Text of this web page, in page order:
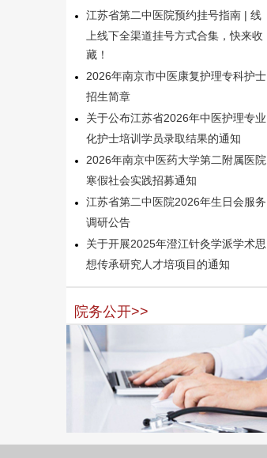
江苏省第二中医院预约挂号指南 | 线
上线下全渠道挂号方式合集，快来收
藏！
2026年南京市中医康复护理专科护士
招生简章
关于公布江苏省2026年中医护理专业
化护士培训学员录取结果的通知
2026年南京中医药大学第二附属医院
寒假社会实践招募通知
江苏省第二中医院2026年生日会服务
调研公告
关于开展2025年澄江针灸学派学术思
想传承研究人才培项目的通知
院务公开>>